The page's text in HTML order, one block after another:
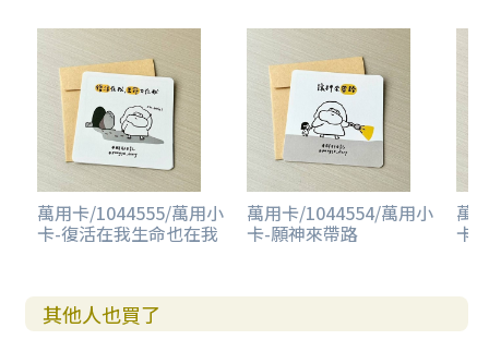
萬用卡/1044555/萬用小
卡-復活在我生命也在我
萬用卡/1044554/萬用小
卡-願神來帶路
萬
卡-
其他人也買了